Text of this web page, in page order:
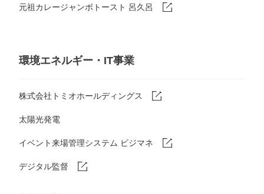
元祖カレージャンボトースト 呂久呂
環境エネルギー・IT事業
株式会社トミオホールディングス
太陽光発電
イベント来場管理システム ビジマネ
デジタル監督